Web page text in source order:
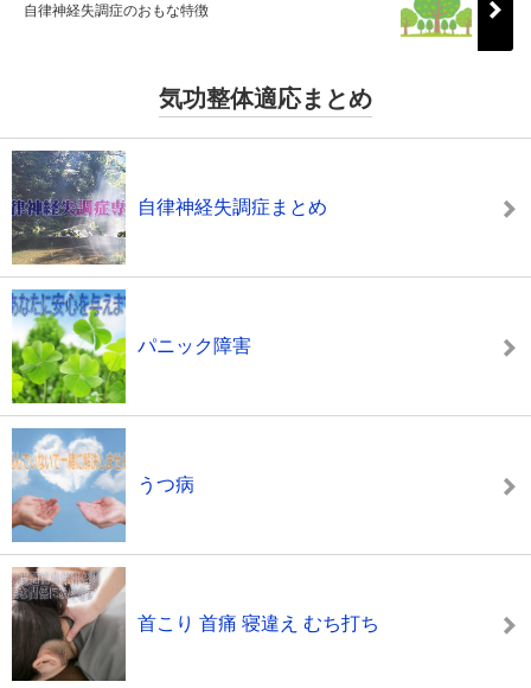
自律神経失調症のおもな特徴
気功整体適応まとめ
自律神経失調症まとめ
パニック障害
うつ病
首こり 首痛 寝違え むち打ち